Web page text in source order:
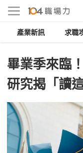
產業新訊 求職
畢業季來臨
研究揭「讀